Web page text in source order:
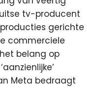
tv-producent
gerichte
commerciele
het belang op
Meta bedraagt